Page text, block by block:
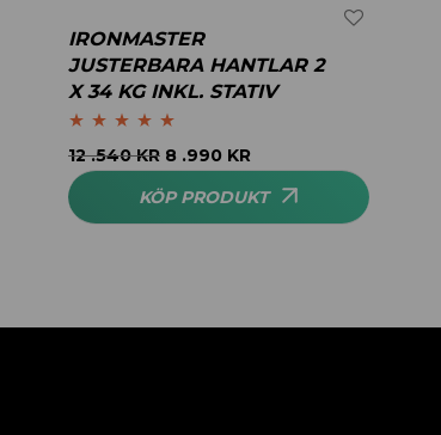
IRONMASTER
JUSTERBARA HANTLAR 2
X 34 KG INKL. STATIV
Betygsatt5.00
av 5
12 .540KR 8 .990 KR
KÖP PRODUKT